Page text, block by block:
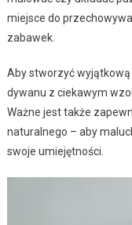
miejsce do
zabawek.
Aby stworzyć
dywanu z ciekawym
Ważne jest także
naturalnego – aby
swoje umiejętności.